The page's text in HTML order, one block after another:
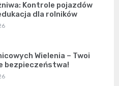
Kontrole pojazdów
dla rolników
Wielenia – Twoi
bezpieczeństwa!